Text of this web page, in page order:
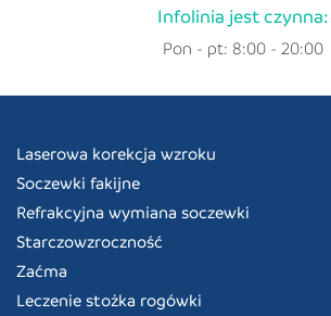
Infolinia jest czynna:
Pon - pt: 8:00 - 20:00
Laserowa korekcja wzroku
Soczewki fakijne
Refrakcyjna wymiana soczewki
Starczowzroczność
Zaćma
Leczenie stożka rogówki